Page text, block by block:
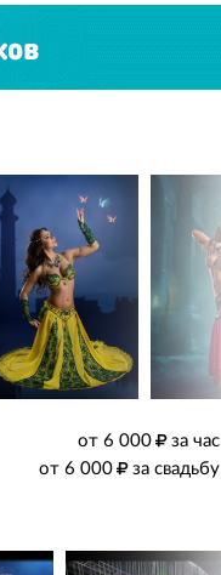
от 6 000
за час
от 6 000
за свадьбу